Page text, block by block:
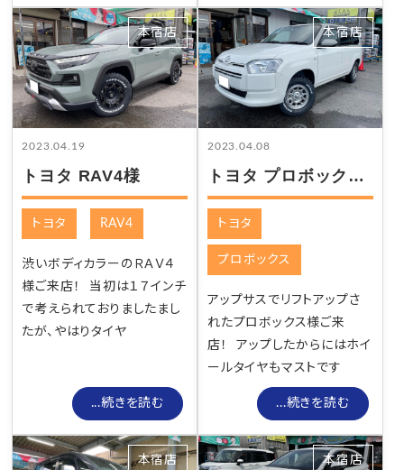
2023.04.19
トヨタ RAV4様
本宿店
トヨタ RAV4
渋いボディカラーのＲＡＶ４
様ご来店！ 当初は１７インチ
で考えられておりましたまし
たが、やはりタイヤ
...続きを読む
2023.04.08
トヨタ プロボックス様
本宿店
トヨタ
プロボックス
アップサスでリフトアップさ
れたプロボックス様ご来
店！ アップしたからにはホイ
ールタイヤもマストです
...続きを読む
本宿店 本宿店